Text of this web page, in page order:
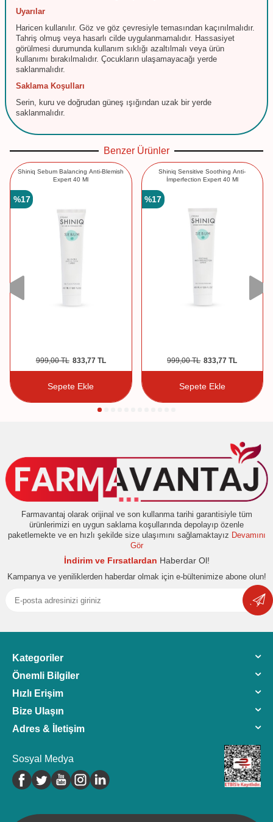
Uyarılar
Haricen kullanılır. Göz ve göz çevresiyle temasından kaçınılmalıdır.
Tahriş olmuş veya hasarlı cilde uygulanmamalıdır. Hassasiyet
görülmesi durumunda kullanım sıklığı azaltılmalı veya ürün
kullanımı bırakılmalıdır. Çocukların ulaşamayacağı yerde
saklanmalıdır.
Saklama Koşulları
Serin, kuru ve doğrudan güneş ışığından uzak bir yerde
saklanmalıdır.
Benzer Ürünler
Shiniq Sebum Balancing Anti-Blemish
Expert 40 Ml
%17
999,00TL 833,77TL
Sepete Ekle
Shiniq Sensitive Soothing Anti-
İmperfection Expert 40 Ml
%17
999,00TL 833,77 TL
Sepete Ekle
Farmavantaj olarak orijinal ve son kullanma tarihi garantisiyle tüm
ürünlerimizi en uygun saklama koşullarında depolayıp özenle
paketlemekte ve en hızlı şekilde size ulaşımını sağlamaktayız Devamını
Gör
İndirim ve Fırsatlardan Haberdar Ol!
Kampanya ve yeniliklerden haberdar olmak için e-bültenimize abone olun!
Kategoriler
Önemli Bilgiler
Hızlı Erişim
Bize Ulaşın
Adres & İletişim
Sosyal Medya